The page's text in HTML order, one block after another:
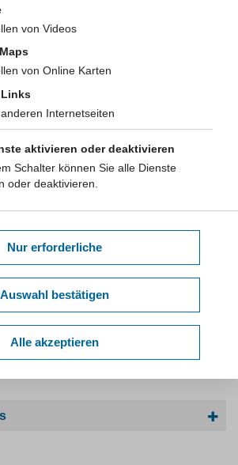
und -förderer sollten Personen
nutzen, wo immer sie in ein höheres
wollen. Diese Empfehlung gründet sich auf
gesundheitlicher Effekte des
an Fahrstühlen oder
machen auf den Vorteil der
und veranlassen dazu, die Treppe
zum Thema
Auswirkungen des Gehens
von Videos
von Online Karten
Links
Internetseiten
aktivieren oder deaktivieren
Schalter können Sie alle Dienste
oder deaktivieren.
Nur erforderliche
Auswahl bestätigen
Alle akzeptieren